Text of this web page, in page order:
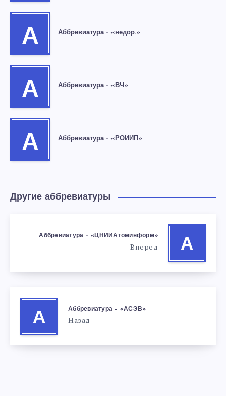
А Аббревиатура – «недор.»
А Аббревиатура – «ВЧ»
А Аббревиатура – «РОИИП»
Другие аббревиатуры
А
Аббревиатура – «ЦНИИАтоминформ»
Вперед
А
Аббревиатура – «АСЭВ»
Назад